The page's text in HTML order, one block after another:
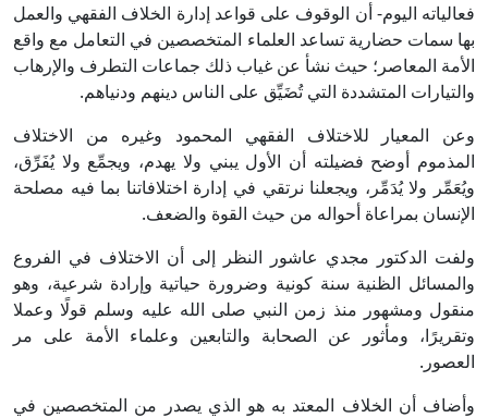
فعالياته اليوم- أن الوقوف على قواعد إدارة الخلاف الفقهي والعمل
بها سمات حضارية تساعد العلماء المتخصصين في التعامل مع واقع
الأمة المعاصر؛ حيث نشأ عن غياب ذلك جماعات التطرف والإرهاب
والتيارات المتشددة التي تُضَيِّق على الناس دينهم ودنياهم.
وعن المعيار للاختلاف الفقهي المحمود وغيره من الاختلاف
المذموم أوضح فضيلته أن الأول يبني ولا يهدم، ويجمِّع ولا يُفَرِّق،
ويُعَمِّر ولا يُدَمِّر، ويجعلنا نرتقي في إدارة اختلافاتنا بما فيه مصلحة
الإنسان بمراعاة أحواله من حيث القوة والضعف.
ولفت الدكتور مجدي عاشور النظر إلى أن الاختلاف في الفروع
والمسائل الظنية سنة كونية وضرورة حياتية وإرادة شرعية، وهو
منقول ومشهور منذ زمن النبي صلى الله عليه وسلم قولًا وعملا
وتقريرًا، ومأثور عن الصحابة والتابعين وعلماء الأمة على مر
العصور.
وأضاف أن الخلاف المعتد به هو الذي يصدر من المتخصصين في